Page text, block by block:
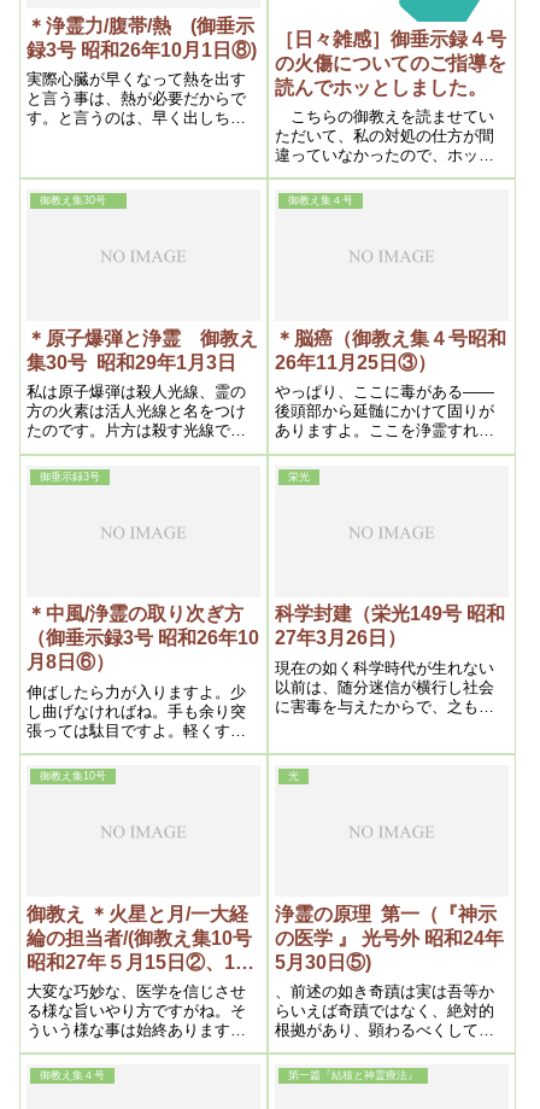
＊浄霊力/腹帯/熱 (御垂示
録3号 昭和26年10月1日⑧)
実際心臓が早くなって熱を出す
と言う事は、熱が必要だからで
す。と言うのは、早く出しちゃ
［日々雑感］御垂示録４号
の火傷についてのご指導を
読んでホッとしました。
こちらの御教えを読ませてい
ただいて、私の対処の仕方が間
違っていなかったので、ホッと
すると主に嬉しかったです
御教え集30号
＊原子爆弾と浄霊 御教え
集30号 昭和29年1月3日
私は原子爆弾は殺人光線、霊の
方の火素は活人光線と名をつけ
たのです。片方は殺す光線で、
こっちは生かす光線で、反対な
わけです。それが丁度同じ頃に
地球上に現われたという事は非
御教え集４号
＊脳癌（御教え集４号昭和
26年11月25日③）
やっぱり、ここに毒がある――
後頭部から延髄にかけて固りが
ありますよ。ここを浄霊すれば
治りますね。延髄が浄化して
――これですね。ここに固りが
未だ残っているんだ。それを浄
御垂示録3号
＊中風/浄霊の取り次ぎ方
（御垂示録3号 昭和26年10
月8日⑥）
伸ばしたら力が入りますよ。少
し曲げなければね。手も余り突
張っては駄目ですよ。軽くする
んです。
栄光
科学封建（栄光149号 昭和
27年3月26日）
現在の如く科学時代が生れない
以前は、随分迷信が横行し社会
に害毒を与えたからで、之も歴
学崇拝が行き過ぎ、人間の魂ま
御教え集10号
御教え ＊火星と月/一大経
綸の担当者/(御教え集10号
昭和27年５月15日②、16
日)
大変な巧妙な、医学を信じさせ
る様な旨いやり方ですがね。そ
ういう様な事は始終あります。
我々からみると、屁の様な事
を、大変な偉い様にデカデカと
ね。それは医学を偉く見せる様
光
浄霊の原理 第一（『神示
の医学 』 光号外 昭和24年
5月30日⑤)
、前述の如き奇蹟は実は吾等か
らいえば奇蹟ではなく、絶対的
根拠があり、顕わるべくして現
わるという科学的説明の裏付が
ある
御教え集４号 第一篇『結核と神霊療法』